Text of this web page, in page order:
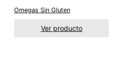
Omegas Sin Gluten
Ver producto